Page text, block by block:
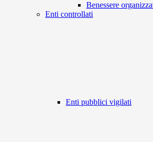
Benessere
Enti controllati
Enti pubblici vigilati